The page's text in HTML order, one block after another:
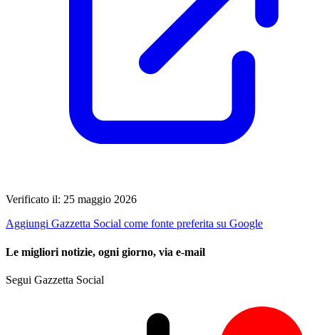
Verificato il: 25 maggio 2026
Aggiungi Gazzetta Social come fonte preferita su Google
Le migliori notizie, ogni giorno, via e-mail
Segui Gazzetta Social